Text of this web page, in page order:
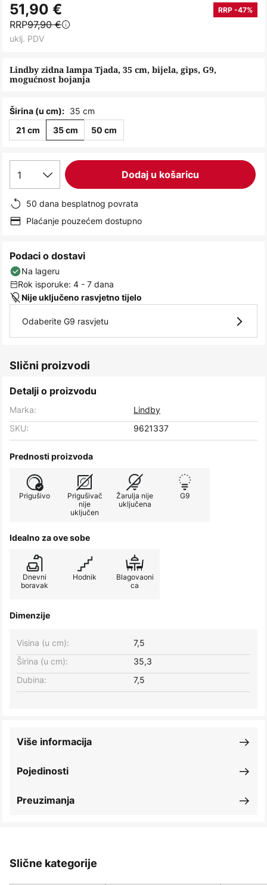
to
the
beginning
the
images
Lindby zidna lampa Tjada, 35 cm, bijela, gips, G9,
mogućnost bojanja
51,90 € RRP -47%
RRP97,90 €
uklj. PDV
Širina (u cm): 35 cm
21 cm 35 cm 50 cm
1 Dodaj u košaricu
50 dana besplatnog povrata
Plaćanje pouzećem dostupno
Podaci o dostavi
Na lageru
Rok isporuke: 4 - 7 dana
Nije uključeno rasvjetno tijelo
Odaberite G9 rasvjetu
Slični proizvodi
Detalji o proizvodu
Marka:
Lindby
SKU:
9621337
Prednosti proizvoda
Prigušivo
Prigušivač
nije
uključen
Žarulja nije
uključena
G9
Idealno za ove sobe
Dnevni
boravak
Hodnik
Blagovaoni
ca
Dimenzije
Širina (u cm): 35,3
Visina (u cm): 7,5
Dubina: 7,5
Pojedinosti
Više informacija
Preuzimanja
Slične kategorije